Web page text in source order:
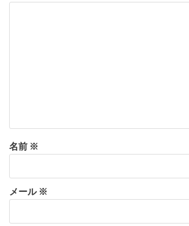
名前 ※
メール ※